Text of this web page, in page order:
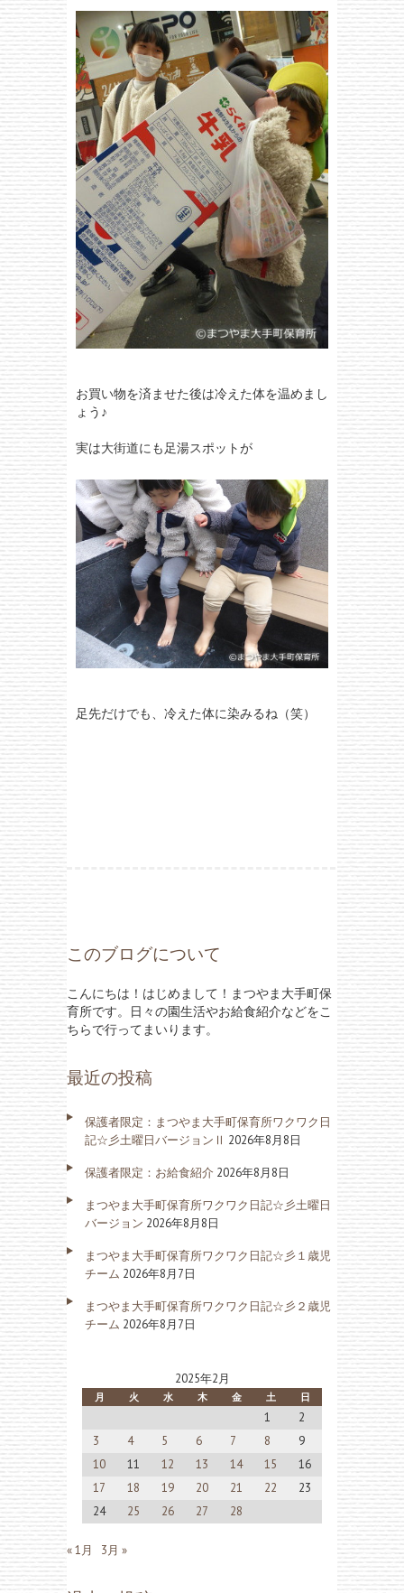
お買い物を済ませた後は冷えた体を温めまし
ょう♪
実は大街道にも足湯スポットが
足先だけでも、冷えた体に染みるね（笑）
このブログについて
こんにちは！はじめまして！まつやま大手町保
育所です。日々の園生活やお給食紹介などをこ
ちらで行ってまいります。
最近の投稿
保護者限定：まつやま大手町保育所ワクワク日
記☆彡土曜日バージョンⅡ 2026年8月8日
保護者限定：お給食紹介 2026年8月8日
まつやま大手町保育所ワクワク日記☆彡土曜日
バージョン 2026年8月8日
まつやま大手町保育所ワクワク日記☆彡１歳児
チーム 2026年8月7日
まつやま大手町保育所ワクワク日記☆彡２歳児
チーム 2026年8月7日
2025年2月
月 火 水 木 金 土 日
1
2
3
4 5 6 7 8
9
10
11 12 13 14 15
16
17
18 19 20 21 22
23
24
25 26 27 28
« 1月 3月 »